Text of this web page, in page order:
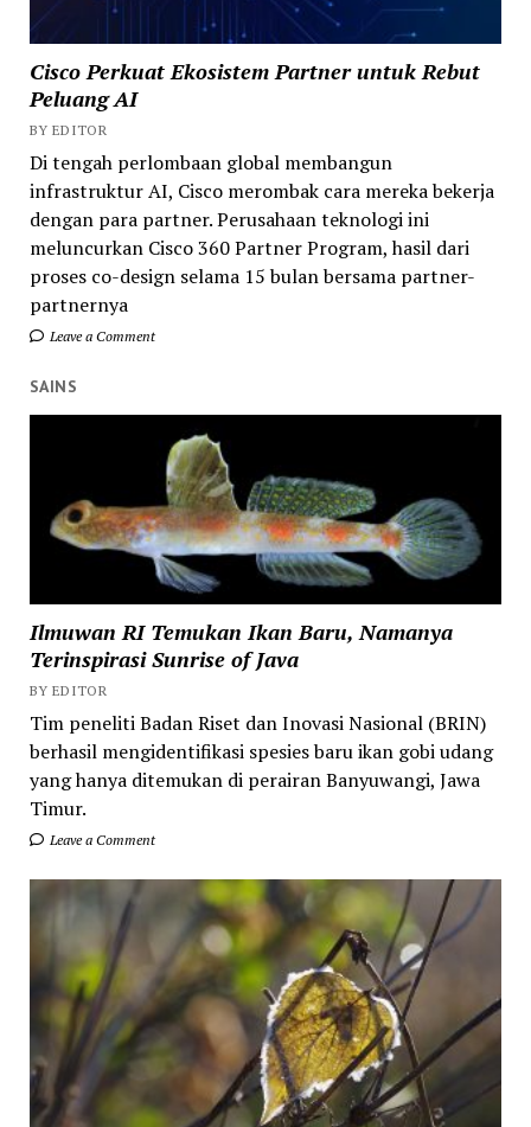
Cisco Perkuat Ekosistem Partner untuk Rebut
Peluang AI
BY EDITOR
Di tengah perlombaan global membangun
infrastruktur AI, Cisco merombak cara mereka bekerja
dengan para partner. Perusahaan teknologi ini
meluncurkan Cisco 360 Partner Program, hasil dari
proses co-design selama 15 bulan bersama partner-
partnernya
Leave a Comment
SAINS
Ilmuwan RI Temukan Ikan Baru, Namanya
Terinspirasi Sunrise of Java
BY EDITOR
Tim peneliti Badan Riset dan Inovasi Nasional (BRIN)
berhasil mengidentifikasi spesies baru ikan gobi udang
yang hanya ditemukan di perairan Banyuwangi, Jawa
Timur.
Leave a Comment